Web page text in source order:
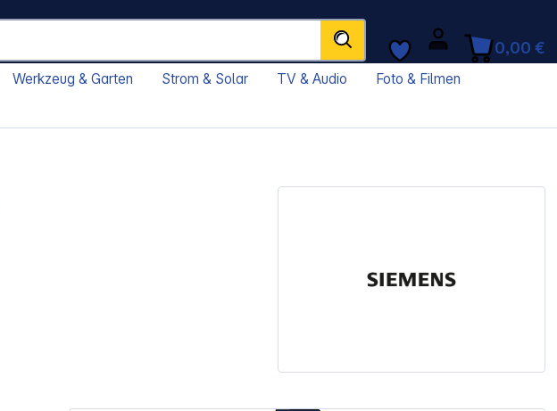
0,00 €
Werkzeug & Garten Strom & Solar TV & Audio
Foto & Filmen